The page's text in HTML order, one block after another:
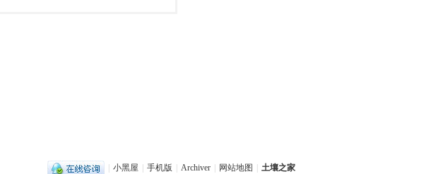
小黑屋 手机版 Archiver 网站地图 土壤之家